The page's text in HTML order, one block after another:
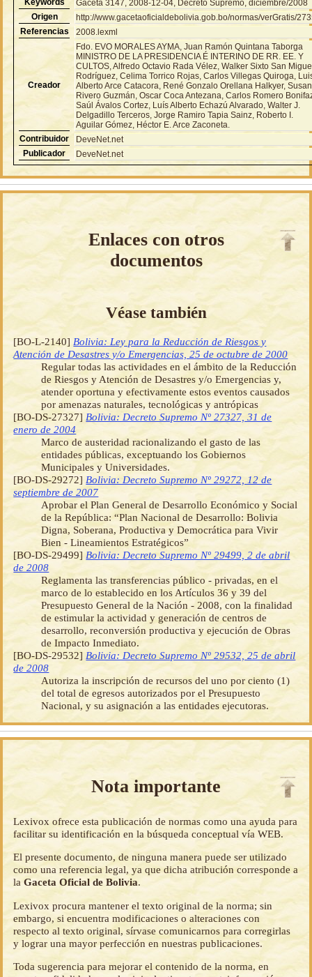
Keywords
Gaceta 3147, 2008-12-04, Decreto Supremo, diciembre/2008
Origen
http://www.gacetaoficialdebolivia.gob.bo/normas/verGratis/
Referencias
2008.lexml
Creador
Fdo. EVO MORALES AYMA, Juan Ramón Quintana Taborga
MINISTRO DE LA PRESIDENCIA É INTERINO DE RR. EE. Y
CULTOS, Alfredo Octavio Rada Vélez, Walker Sixto San
Rodríguez, Celima Torrico Rojas, Carlos Villegas Quiroga,
Alberto Arce Catacora, René Gonzalo Orellana Halkyer,
Rivero Guzmán, Oscar Coca Antezana, Carlos Romero
Saúl Ávalos Cortez, Luís Alberto Echazú Alvarado, Walter J.
Delgadillo Terceros, Jorge Ramiro Tapia Sainz, Roberto I.
Aguilar Gómez, Héctor E. Arce Zaconeta.
Contribuidor
DeveNet.net
Publicador
DeveNet.net
Enlaces con otros
documentos
Véase también
[BO-L-2140] Bolivia: Ley para la Reducción de Riesgos y
Atención de Desastres y/o Emergencias, 25 de octubre de 2000
Regular todas las actividades en el ámbito de la Reducción
de Riesgos y Atención de Desastres y/o Emergencias y,
atender oportuna y efectivamente estos eventos causados
por amenazas naturales, tecnológicas y antrópicas
[BO-DS-27327] Bolivia: Decreto Supremo Nº 27327, 31 de
enero de 2004
Marco de austeridad racionalizando el gasto de las
entidades públicas, exceptuando los Gobiernos
Municipales y Universidades.
[BO-DS-29272] Bolivia: Decreto Supremo Nº 29272, 12 de
septiembre de 2007
Aprobar el Plan General de Desarrollo Económico y Social
de la República: “Plan Nacional de Desarrollo: Bolivia
Digna, Soberana, Productiva y Democrática para Vivir
Bien - Lineamientos Estratégicos”
[BO-DS-29499] Bolivia: Decreto Supremo Nº 29499, 2 de abril
de 2008
Reglamenta las transferencias público - privadas, en el
marco de lo establecido en los Artículos 36 y 39 del
Presupuesto General de la Nación - 2008, con la finalidad
de estimular la actividad y generación de centros de
desarrollo, reconversión productiva y ejecución de Obras
de Impacto Inmediato.
[BO-DS-29532] Bolivia: Decreto Supremo Nº 29532, 25 de abril
de 2008
Autoriza la inscripción de recursos del uno por ciento (1)
del total de egresos autorizados por el Presupuesto
Nacional, y su asignación a las entidades ejecutoras.
Nota importante
Lexivox ofrece esta publicación de normas como una ayuda para
facilitar su identificación en la búsqueda conceptual vía WEB.
El presente documento, de ninguna manera puede ser utilizado
como una referencia legal, ya que dicha atribución corresponde a
laGaceta Oficial de Bolivia.
Lexivox procura mantener el texto original de la norma; sin
embargo, si encuentra modificaciones o alteraciones con
respecto al texto original, sírvase comunicarnos para corregirlas
y lograr una mayor perfección en nuestras publicaciones.
Toda sugerencia para mejorar el contenido de la norma, en